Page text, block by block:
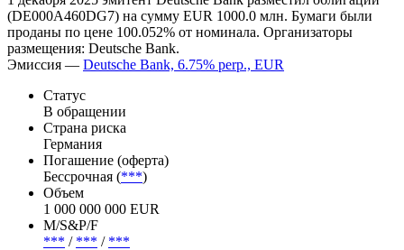
(DE000A460DG7) на сумму EUR 1000.0 млн. Бумаги были
проданы по цене 100.052% от номинала. Организаторы
размещения: Deutsche Bank.
Эмиссия — Deutsche Bank, 6.75% perp., EUR
Статус
В обращении
Страна риска
Германия
Погашение (оферта)
Бессрочная (***)
Объем
1 000 000 000 EUR
М/S&P/F
*** / *** / ***